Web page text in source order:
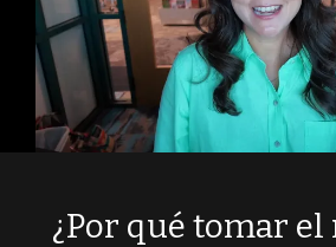
¿Por qué tomar